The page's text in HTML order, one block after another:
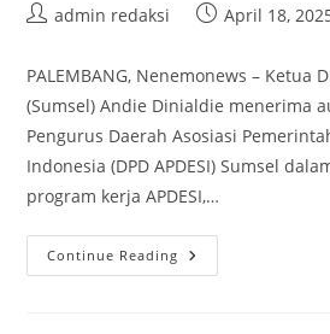
Postadmin redaksi
PostApril 18,
PALEMBANG, Nenemonews – Ketua
(Sumsel) Andie Dinialdie menerima
Pengurus Daerah Asosiasi
Indonesia (DPD APDESI) Sumsel
program kerja APDESI,…
Continue Reading Ketua
DPRD